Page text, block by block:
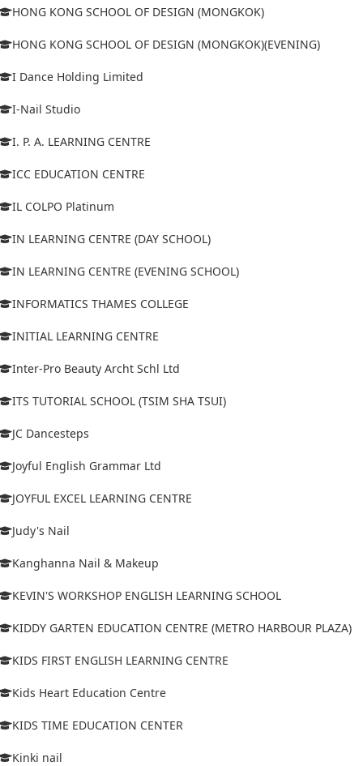
HONG KONG SCHOOL OF DESIGN (MONGKOK)
HONG KONG SCHOOL OF DESIGN (MONGKOK)(EVENING)
I Dance Holding Limited
I-Nail Studio
I. P. A. LEARNING CENTRE
ICC EDUCATION CENTRE
IL COLPO Platinum
IN LEARNING CENTRE (DAY SCHOOL)
IN LEARNING CENTRE (EVENING SCHOOL)
INFORMATICS THAMES COLLEGE
INITIAL LEARNING CENTRE
Inter-Pro Beauty Archt Schl Ltd
ITS TUTORIAL SCHOOL (TSIM SHA TSUI)
JC Dancesteps
Joyful English Grammar Ltd
JOYFUL EXCEL LEARNING CENTRE
Judy's Nail
Kanghanna Nail & Makeup
KEVIN'S WORKSHOP ENGLISH LEARNING SCHOOL
KIDDY GARTEN EDUCATION CENTRE (METRO HARBOUR PLAZA)
KIDS FIRST ENGLISH LEARNING CENTRE
Kids Heart Education Centre
KIDS TIME EDUCATION CENTER
Kinki nail